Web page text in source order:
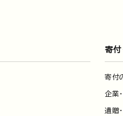
寄付
寄付
企業
遺贈